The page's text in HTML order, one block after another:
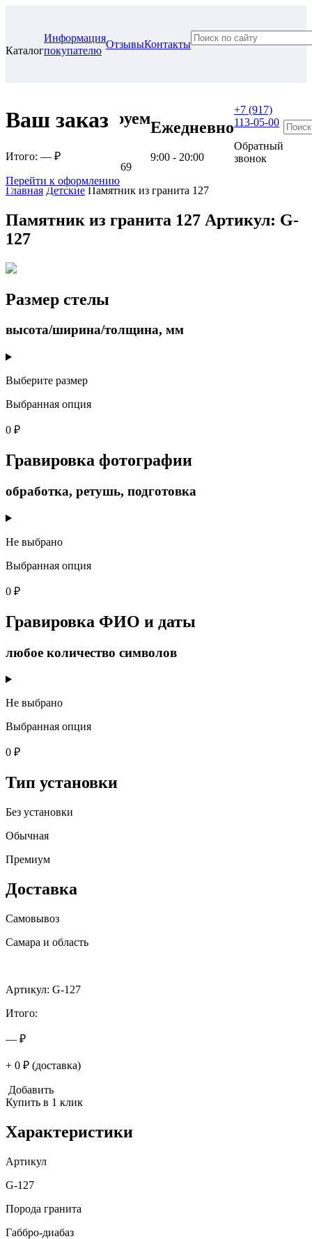
Каталог
Информация
покупателю
ОтзывыКонтакты
Ваш заказ
Итого: — ₽
Перейти к оформлению
Проконсультируем
г. Самара, ул. Гагарина, 69
Ежедневно
9:00 - 20:00
+7 (917)
113-05-00
Обратный
звонок
Главная Детские Памятник из гранита 127
Памятник из гранита 127 Артикул: G-
127
Размер стелы
высота/ширина/толщина, мм
Выберите размер
Выбранная опция
0 ₽
Гравировка фотографии
обработка, ретушь, подготовка
Не выбрано
Выбранная опция
0 ₽
Гравировка ФИО и даты
любое количество символов
Не выбрано
Выбранная опция
0 ₽
Тип установки
Без установки
Обычная
Премиум
Доставка
Самовывоз
Самара и область
Артикул: G-127
Итого:
— ₽
+ 0 ₽ (доставка)
Добавить
Купить в 1 клик
Характеристики
Артикул
G-127
Порода гранита
Габбро-диабаз